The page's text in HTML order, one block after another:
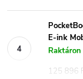
E-ink
Raktáron
125 896